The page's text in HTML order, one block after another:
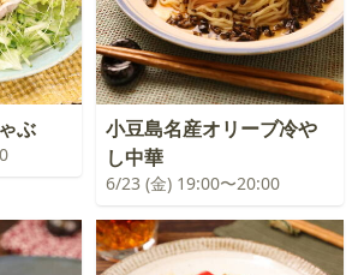
ぶ
小豆島名産オリーブ冷や
し中華
6/23 (金) 19:00〜20:00